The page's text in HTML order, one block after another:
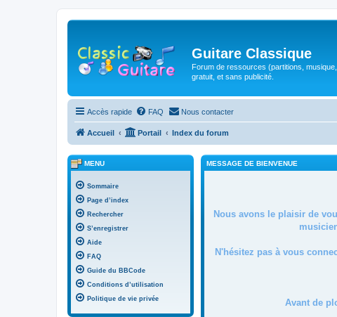
Guitare Classique
Forum de ressources (partitions,
gratuit, et sans publicité.
Accès rapide FAQ Nous contacter
Accueil Portail Index du forum
MESSAGE DE BIENVENUE
Nous avons le plaisir de
N'hésitez pas à vous
Avant de
MENU
Sommaire
Page d’index
Rechercher
S’enregistrer
Aide
FAQ
Guide du BBCode
Conditions d’utilisation
Politique de vie privée